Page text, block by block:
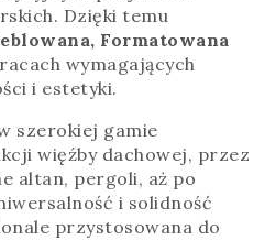
Dzięki temu
Formatowana
wymagających
i estetyki.
szerokiej gamie
więźby dachowej, przez
altan, pergoli, aż po
i solidność
przystosowana do